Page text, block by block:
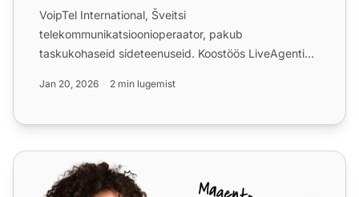
VoipTel International, Šveitsi
telekommunikatsioonioperaator, pakub
taskukohaseid sideteenuseid. Koostöös LiveAgentiga
Jan 20, 2026 2 min lugemist
CloudItalia